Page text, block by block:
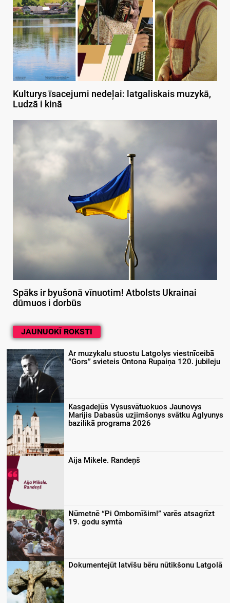
Kulturys īsacejumi nedeļai: latgaliskais muzykā,
Ludzā i kinā
Spāks ir byušonā vīnuotim! Atbolsts Ukrainai
dūmuos i dorbūs
JAUNUOKĪ ROKSTI
Ar muzykalu stuostu Latgolys viestnīceibā
“Gors” svieteis Ontona Rupaiņa 120. jubileju
Kasgadejūs Vysusvātuokuos Jaunovys
Marijis Dabasūs uzjimšonys svātku Aglyunys
bazilikā programa 2026
Aija Mikele. Randeņš
Nūmetnē “Pi Ombomīšim!” varēs atsagrīzt
19. godu symtā
Dokumentejūt latvīšu bēru nūtikšonu Latgolā